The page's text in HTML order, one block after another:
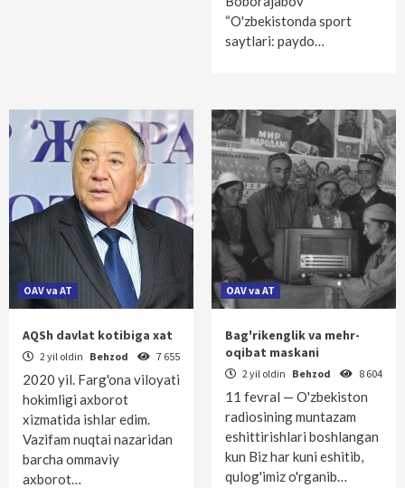
“O'zbekistonda sport
saytlari: paydo…
OAV va AT
AQSh davlat kotibiga xat
2 yil oldin Behzod 7 655
2020 yil. Farg'ona viloyati
hokimligi axborot
xizmatida ishlar edim.
Vazifam nuqtai nazaridan
barcha ommaviy
axborot…
OAV va AT
Bag'rikenglik va mehr-
oqibat maskani
2 yil oldin Behzod 8 604
11 fevral — O'zbekiston
radiosining muntazam
eshittirishlari boshlangan
kun Biz har kuni eshitib,
qulog'imiz o'rganib…